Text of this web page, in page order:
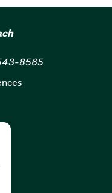
8565